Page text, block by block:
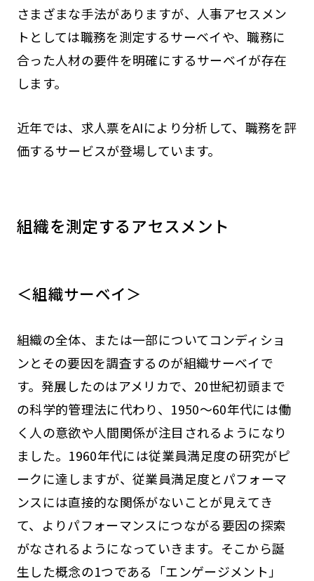
さまざまな手法がありますが、人事アセスメン
トとしては職務を測定するサーベイや、職務に
合った人材の要件を明確にするサーベイが存在
します。
近年では、求人票をAIにより分析して、職務を評
価するサービスが登場しています。
組織を測定するアセスメント
＜組織サーベイ＞
組織の全体、または一部についてコンディショ
ンとその要因を調査するのが組織サーベイで
す。発展したのはアメリカで、20世紀初頭まで
の科学的管理法に代わり、1950～60年代には働
く人の意欲や人間関係が注目されるようになり
ました。1960年代には従業員満足度の研究がピ
ークに達しますが、従業員満足度とパフォーマ
ンスには直接的な関係がないことが見えてき
て、よりパフォーマンスにつながる要因の探索
がなされるようになっていきます。そこから誕
生した概念の1つである「エンゲージメント」